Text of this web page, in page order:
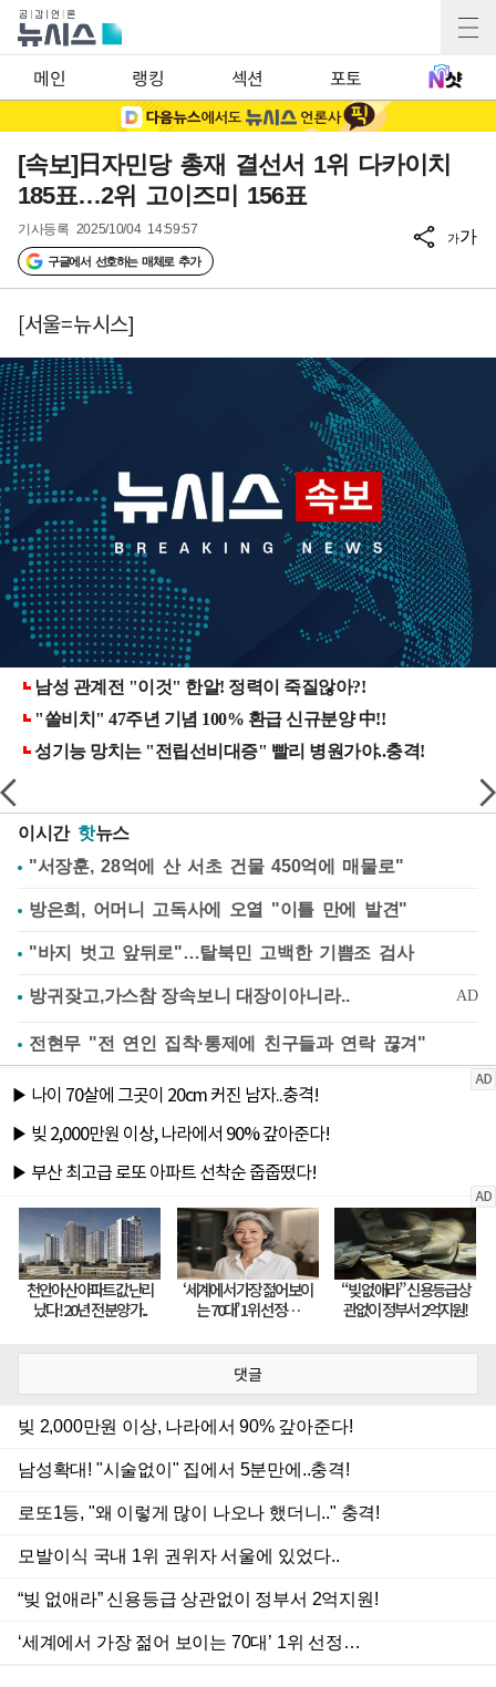
메인 랭킹 섹션 포토
[속보]日자민당 총재 결선서 1위 다카이치
185표…2위 고이즈미 156표
기사등록 2025/10/04 14:59:57
구글에서 선호하는 매체로 추가
가가
[서울=뉴시스]
이시간 핫뉴스
"서장훈, 28억에 산 서초 건물 450억에 매물로"
방은희, 어머니 고독사에 오열 "이틀 만에 발견"
"바지 벗고 앞뒤로"…탈북민 고백한 기쁨조 검사
전현무 "전 연인 집착·통제에 친구들과 연락 끊겨"
댓글